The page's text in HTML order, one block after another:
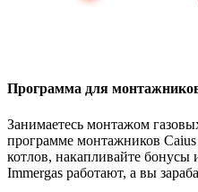
Программа для
Занимаетесь монтажом
программе монтажников
котлов, накапливайте
Immergas работают, а вы